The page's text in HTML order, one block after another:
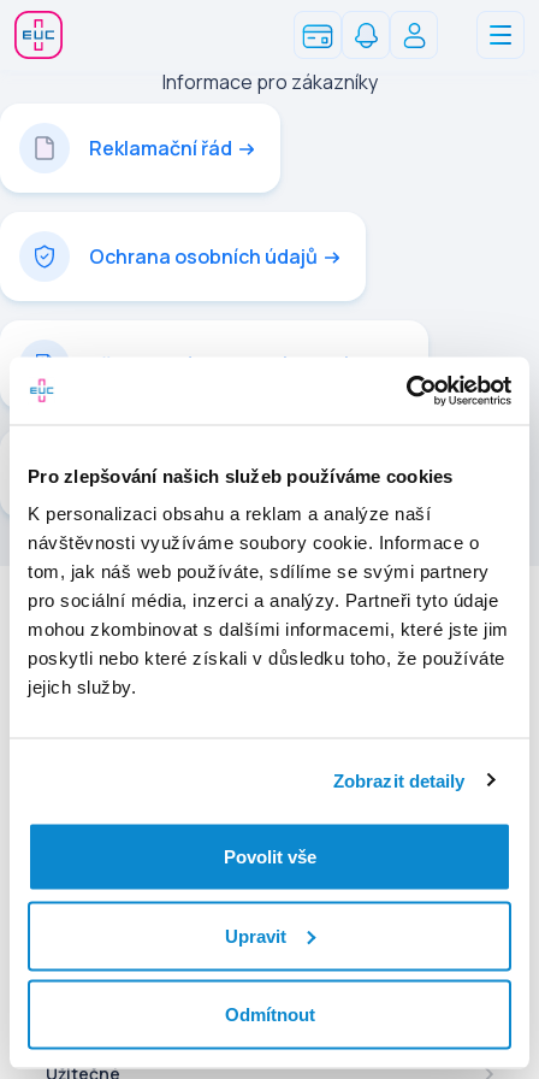
Pro zlepšování našich služeb používáme cookies
K personalizaci obsahu a reklam a analýze naší
návštěvnosti využíváme soubory cookie. Informace o
tom, jak náš web používáte, sdílíme se svými partnery
pro sociální média, inzerci a analýzy. Partneři tyto údaje
mohou zkombinovat s dalšími informacemi, které jste jim
poskytli nebo které získali v důsledku toho, že používáte
jejich služby.
Zobrazit detaily
Povolit vše
Upravit
Odmítnout
Informace pro zákazníky
Reklamační řád
Ochrana osobních údajů
Všeobecné obchodní podmínky
Zpřístupnění zdravotních záznamů
Děkujeme, že se svěřujete do naší péče
moje@euc.cznebo zavolejte na telefonní
Zdravotnickou záchrannou službu na
telefonním čísle 155
eRecept
Užitečné